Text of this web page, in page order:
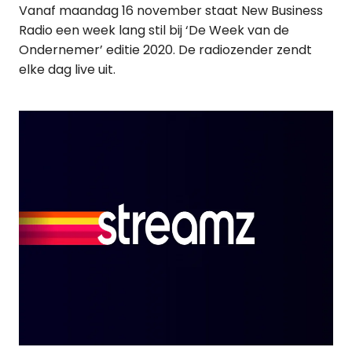
Vanaf maandag 16 november staat New Business
Radio een week lang stil bij ‘De Week van de
Ondernemer’ editie 2020. De radiozender zendt
elke dag live uit.